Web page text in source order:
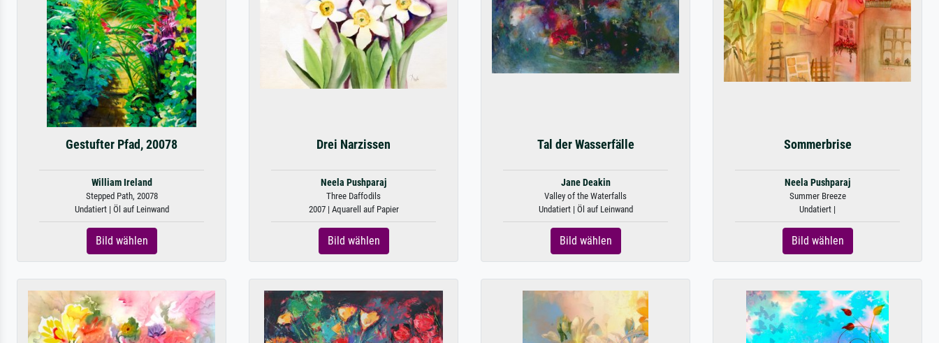
Gestufter Pfad, 20078
William Ireland
Stepped Path, 20078
Undatiert | Öl auf Leinwand
Bild wählen
Drei Narzissen
Neela Pushparaj
Three Daffodils
2007 | Aquarell auf Papier
Bild wählen
Tal der Wasserfälle
Jane Deakin
Valley of the Waterfalls
Undatiert | Öl auf Leinwand
Bild wählen
Sommerbrise
Neela Pushparaj
Summer Breeze
Undatiert |
Bild wählen